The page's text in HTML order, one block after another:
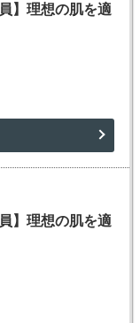
】理想の肌を適
】理想の肌を適